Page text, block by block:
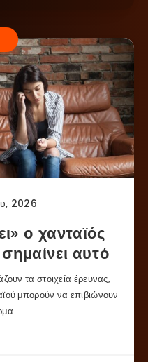
2026
ο χανταϊός
αυτό
τα στοιχεία έρευνας,
μπορούν να επιβιώνουν